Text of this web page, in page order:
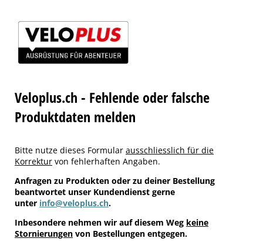
Veloplus.ch - Fehlende oder falsche
Produktdaten melden
Bitte nutze dieses Formular ausschliesslich für die
Korrektur von fehlerhaften Angaben.
Anfragen zu Produkten oder zu deiner Bestellung
beantwortet unser Kundendienst gerne
unter info@veloplus.ch.
Inbesondere nehmen wir auf diesem Weg keine
Stornierungen von Bestellungen entgegen.